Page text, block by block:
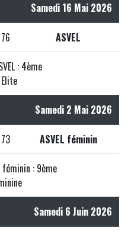
Samedi 16 Mai 2026
76 ASVEL
: 4ème
Samedi 2 Mai 2026
73 ASVEL féminin
féminin : 9ème
Samedi 6 Juin 2026